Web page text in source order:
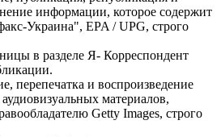
информации, которое содержит
Украина", EPA / UPG, строго
в разделе Я- Корреспондент
перепечатка и воспроизведение
материалов,
Getty Images, строго